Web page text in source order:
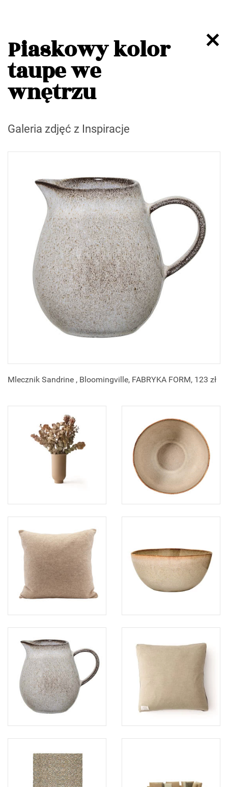
Piaskowy kolor
taupe we
wnętrzu
Galeria zdjęć z Inspiracje
Mlecznik Sandrine , Bloomingville, FABRYKA FORM, 123 zł